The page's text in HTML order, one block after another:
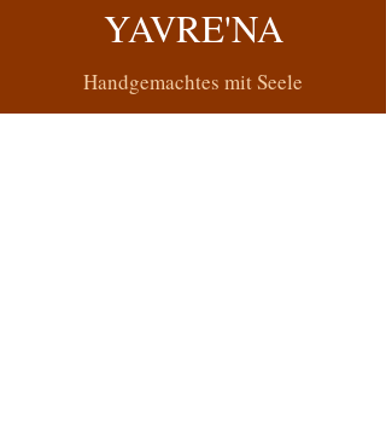
YAVRE'NA
Handgemachtes mit Seele
yavrena.shop@gmail.com